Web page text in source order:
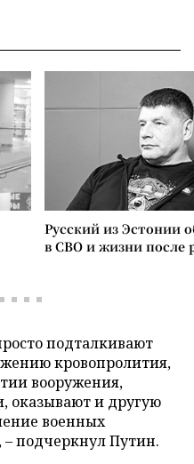
Русский из Эстонии
в СВО и жизни после
подталкивают
кровопролития,
вооружения,
оказывают и другую
военных
– подчеркнул Путин.